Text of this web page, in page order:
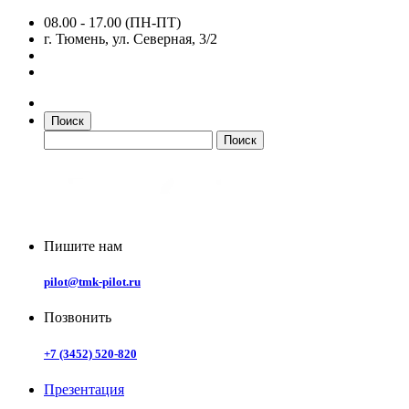
08.00 - 17.00 (ПН-ПТ)
г. Тюмень, ул. Северная, 3/2
Поиск
Пишите нам
pilot@tmk-pilot.ru
Позвонить
+7 (3452) 520-820
Презентация